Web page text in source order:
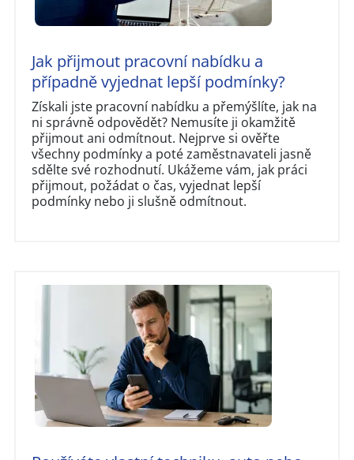
Jak přijmout pracovní nabídku a
případně vyjednat lepší podmínky?
Získali jste pracovní nabídku a přemýšlíte, jak na
ni správně odpovědět? Nemusíte ji okamžitě
přijmout ani odmítnout. Nejprve si ověřte
všechny podmínky a poté zaměstnavateli jasně
sdělte své rozhodnutí. Ukážeme vám, jak práci
přijmout, požádat o čas, vyjednat lepší
podmínky nebo ji slušně odmítnout.